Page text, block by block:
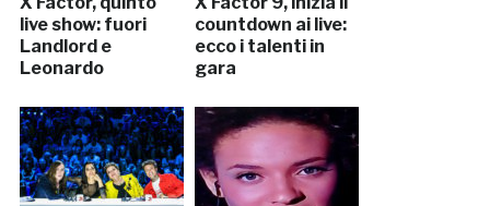
live show: fuori
Landlord e
Leonardo
countdown ai live:
ecco i talenti in
gara